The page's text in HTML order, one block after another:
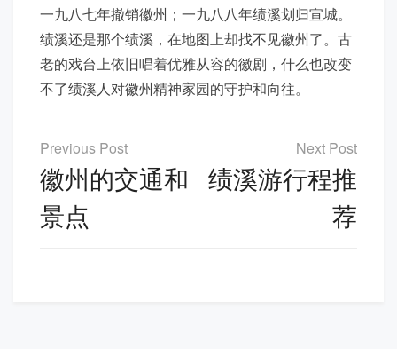
一九八七年撤销徽州；一九八八年绩溪划归宣城。
绩溪还是那个绩溪，在地图上却找不见徽州了。古
老的戏台上依旧唱着优雅从容的徽剧，什么也改变
不了绩溪人对徽州精神家园的守护和向往。
文
章
导
航
徽州的交通和
景点
绩溪游行程推
荐